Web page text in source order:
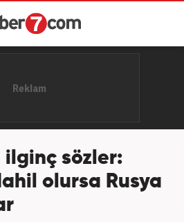
ilginç sözler:
olursa Rusya